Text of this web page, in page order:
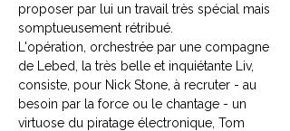
proposer par lui un travail très spécial mais
somptueusement rétribué.
L'opération, orchestrée par une compagne
de Lebed, la très belle et inquiétante Liv,
consiste, pour Nick Stone, à recruter - au
besoin par la force ou le chantage - un
virtuose du piratage électronique, Tom